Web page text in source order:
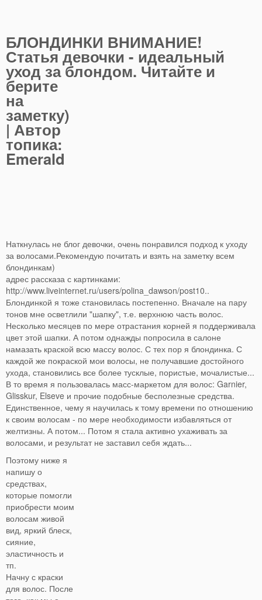
БЛОНДИНКИ ВНИМАНИЕ!
Статья девочки - идеальный
уход за блондом. Читайте и
берите
на
заметку)
| Автор
топика:
Emerald
Наткнулась не блог девочки, очень понравился подход к уходу
за волосами.Рекомендую почитать и взять на заметку всем
блондинкам)
адрес рассказа с картинками:
http://www.liveinternet.ru/users/polina_dawson/post10..
Блондинкой я тоже становилась постепенно. Вначале на пару
тонов мне осветлили "шапку", т.е. верхнюю часть волос.
Несколько месяцев по мере отрастания корней я поддерживала
цвет этой шапки. А потом однажды попросила в салоне
намазать краской всю массу волос. С тех пор я блондинка. С
каждой же покраской мои волосы, не получавшие достойного
ухода, становились все более тусклые, пористые, мочалистые...
В то время я пользовалась масс-маркетом для волос: Garnier,
Glisskur, Elseve и прочие подобные бесполезные средства.
Единственное, чему я научилась к тому времени по отношению
к своим волосам - по мере необходимости избавляться от
желтизны. А потом... Потом я стала активно ухаживать за
волосами, и результат не заставил себя ждать...
Поэтому ниже я
напишу о
средствах,
которые помогли
приобрести моим
волосам живой
вид, яркий блеск,
сияние,
эластичность и
тп.
Начну с краски
для волос. После